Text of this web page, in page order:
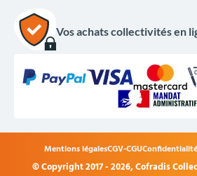
Devis uniquement
Vos achats collectivités en
© Copyright 2017 - 2026,Cofradis
Mentions légalesCGV-CGUConfidentialité